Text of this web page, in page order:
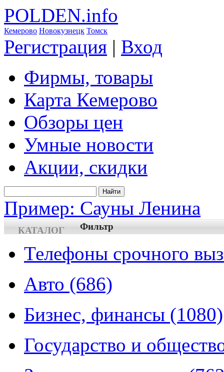
POLDEN.info
Кемерово Новокузнецк Томск
Регистрация | Вход
Фирмы, товары
Карта Кемерово
Обзоры цен
Умные новости
Акции, скидки
Пример: Сауны Ленина
КАТАЛОГ Фильтр
Телефоны срочного
Авто (686)
Бизнес, финансы (1080)
Государство и